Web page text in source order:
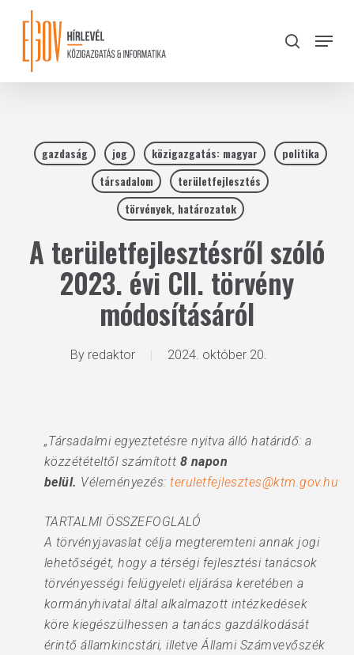
content
search
Menu
gazdaság jog közigazgatás: magyar
politika
társadalom
területfejlesztés
törvények, határozatok
A területfejlesztésről szóló
2023. évi CII. törvény
módosításáról
By redaktor 2024. október 20.
„Társadalmi egyeztetésre nyitva álló határidő: a
közzétételtől számított 8 napon
belül. Véleményezés:teruletfejlesztes@ktm.gov.hu
TARTALMI ÖSSZEFOGLALÓ
A törvényjavaslat célja megteremteni annak jogi
lehetőségét, hogy a térségi fejlesztési tanácsok
törvényességi felügyeleti eljárása keretében a
kormányhivatal által alkalmazott intézkedések
köre kiegészülhessen a tanács gazdálkodását
érintő államkincstári, illetve Állami Számvevőszék
Close